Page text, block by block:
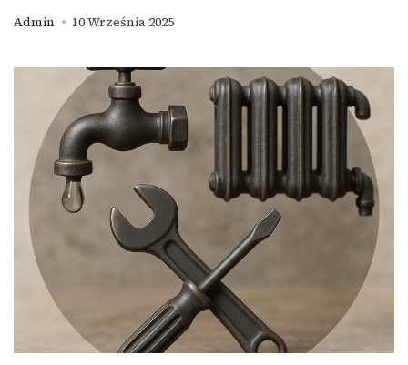
Admin 10 Września 2025